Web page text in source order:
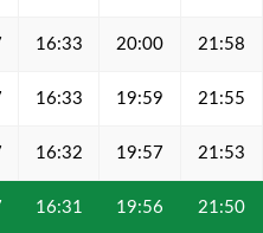
16:33 20:00 21:58
16:33 19:59 21:55
16:32 19:57 21:53
16:31 19:56 21:50